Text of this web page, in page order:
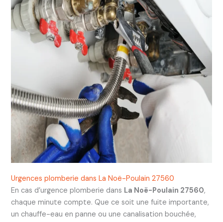
Urgences plomberie dans La Noë-Poulain 27560
En cas d’urgence plomberie dans La Noë-Poulain 27560,
chaque minute compte. Que ce soit une fuite importante,
un chauffe-eau en panne ou une canalisation bouchée,